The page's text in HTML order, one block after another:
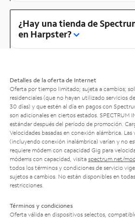
¿Hay una tienda de
en Harpster?
Detalles de la oferta de Internet
Oferta por tiempo limitado; sujeta a cambios;
residenciales (que no hayan utilizado servicios
30 días) y que estén al día en pagos con
son adicionales en ciertos estados. SPECTRUM
estándar después del período de promoción.
Velocidades basadas en conexión alámbrica. Las
(incluyendo conexión inalámbrica) varían y no
requiere módem con capacidad Gig para
módems con capacidad, visita spectrum.net/
todos los términos y condiciones de servicio
sujetos a cambios. No están disponibles en
restricciones.
Términos y condiciones
Oferta válida en dispositivos selectos,